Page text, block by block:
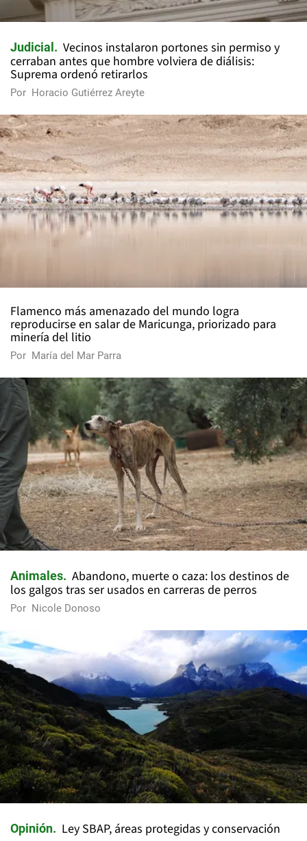
Judicial
Vecinos instalaron portones sin permiso y
cerraban antes que hombre volviera de diálisis:
Suprema ordenó retirarlos
Por Horacio Gutiérrez Areyte
Flamenco más amenazado del mundo logra
reproducirse en salar de Maricunga, priorizado para
minería del litio
Por María del Mar Parra
Animales
Abandono, muerte o caza: los destinos de
los galgos tras ser usados en carreras de perros
Por Nicole Donoso
Opinión Ley SBAP, áreas protegidas y conservación